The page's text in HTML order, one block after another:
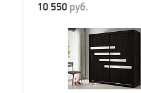
10 550 руб.